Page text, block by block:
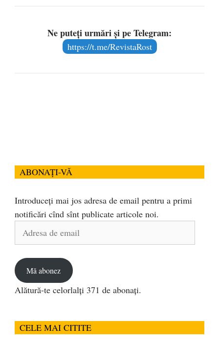
Ne puteți urmări și pe Telegram:
https://t.me/RevistaRost
ABONAȚI-VĂ
Introduceți mai jos adresa de email pentru a primi
notificări cînd sînt publicate articole noi.
Adresa
Mă abonez
Alătură-te celorlalți 371 de abonați.
CELE MAI CITITE